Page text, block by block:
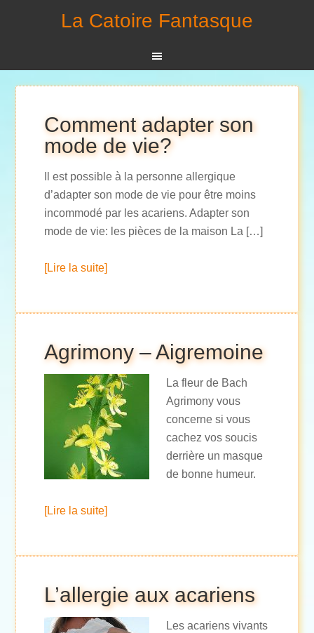
La Catoire Fantasque
Comment adapter son
mode de vie?
Il est possible à la personne allergique
d’adapter son mode de vie pour être moins
incommodé par les acariens. Adapter son
mode de vie: les pièces de la maison La […]
[Lire la suite]
Agrimony – Aigremoine
La fleur de Bach
Agrimony vous
concerne si vous
cachez vos soucis
derrière un masque
de bonne humeur.
[Lire la suite]
L’allergie aux acariens
Les acariens vivants